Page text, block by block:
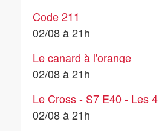
Code 211
02/08 à 21h
Le canard à l'orange
02/08 à 21h
Le Cross - S7 E40 - Les 4
mousquetaires
02/08 à 21h